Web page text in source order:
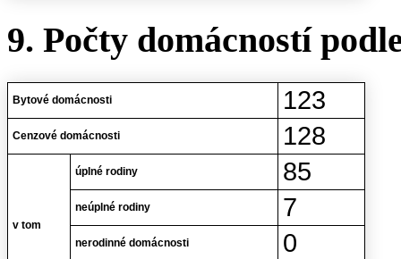
9. Počty domácností
Bytové domácnosti 123
Cenzové domácnosti 128
v tom
úplné rodiny 85
neúplné rodiny 7
nerodinné domácnosti 0